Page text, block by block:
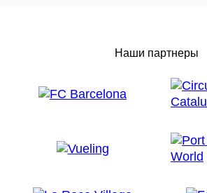
Наши партнеры